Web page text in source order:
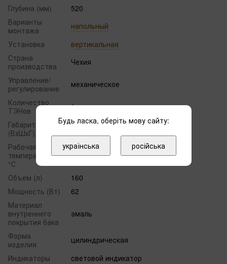
Глубина (мм)
520
Варианты
монтажа
напольный
Установка
вертикальная
Страна
производства
Чехия
Управление/
регулирование
механическое
Количество
ТЭНов
1
Габариты
(ВхШхГ), мм
1054 х 584 х 520
Рабочая
температура,
°С
110
Объем (л)
160
Мощность (Вт)
62
Материал
внутреннего
покрытия бака
эмаль
Форма
изделия
цилиндрическая
Индикаторы
световой индикатор
Будь ласка, оберіть мову сайту:
українська російська